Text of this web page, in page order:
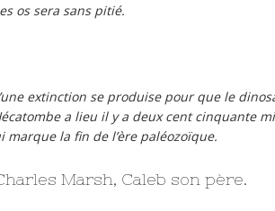
os sera sans pitié.
extinction se produise pour que le
a lieu il y a deux cent cinquante
marque la fin de l’ère paléozoïque.
Marsh, Caleb son père.